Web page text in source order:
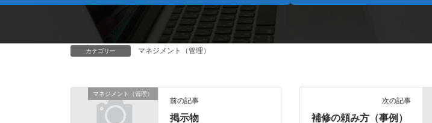
カテゴリー マネジメント（管理）
マネジメント（管理）
前の記事
掲示物
次の記事
補修の頼み方（事例）